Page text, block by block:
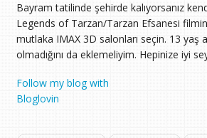
Bayram tatilinde şehirde kalıyorsanız
Legends of Tarzan/Tarzan Efsanesi
mutlaka IMAX 3D salonları seçin. 13 yaş
olmadığını da eklemeliyim. Hepinize iyi
Follow my blog with
Bloglovin